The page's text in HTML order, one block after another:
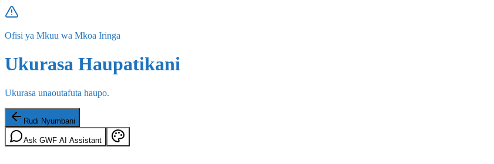
Ofisi ya Mkuu wa Mkoa Iringa
Ukurasa Haupatikani
Ukurasa unaoutafuta haupo.
Rudi Nyumbani
Ask GWF AI Assistant